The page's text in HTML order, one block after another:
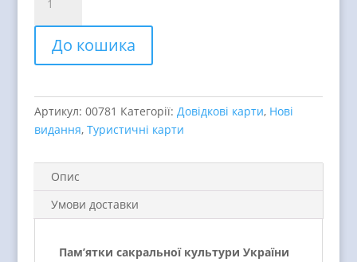
Пам’ятки
сакральної
культури
України
костьоли,
монастирі,
синагоги,
укр.,
eng)
quantity
До кошика
Артикул: 00781 Категорії: Довідкові карти, Нові
видання, Туристичні карти
Опис
Умови доставки
Пам’ятки сакральної культури України